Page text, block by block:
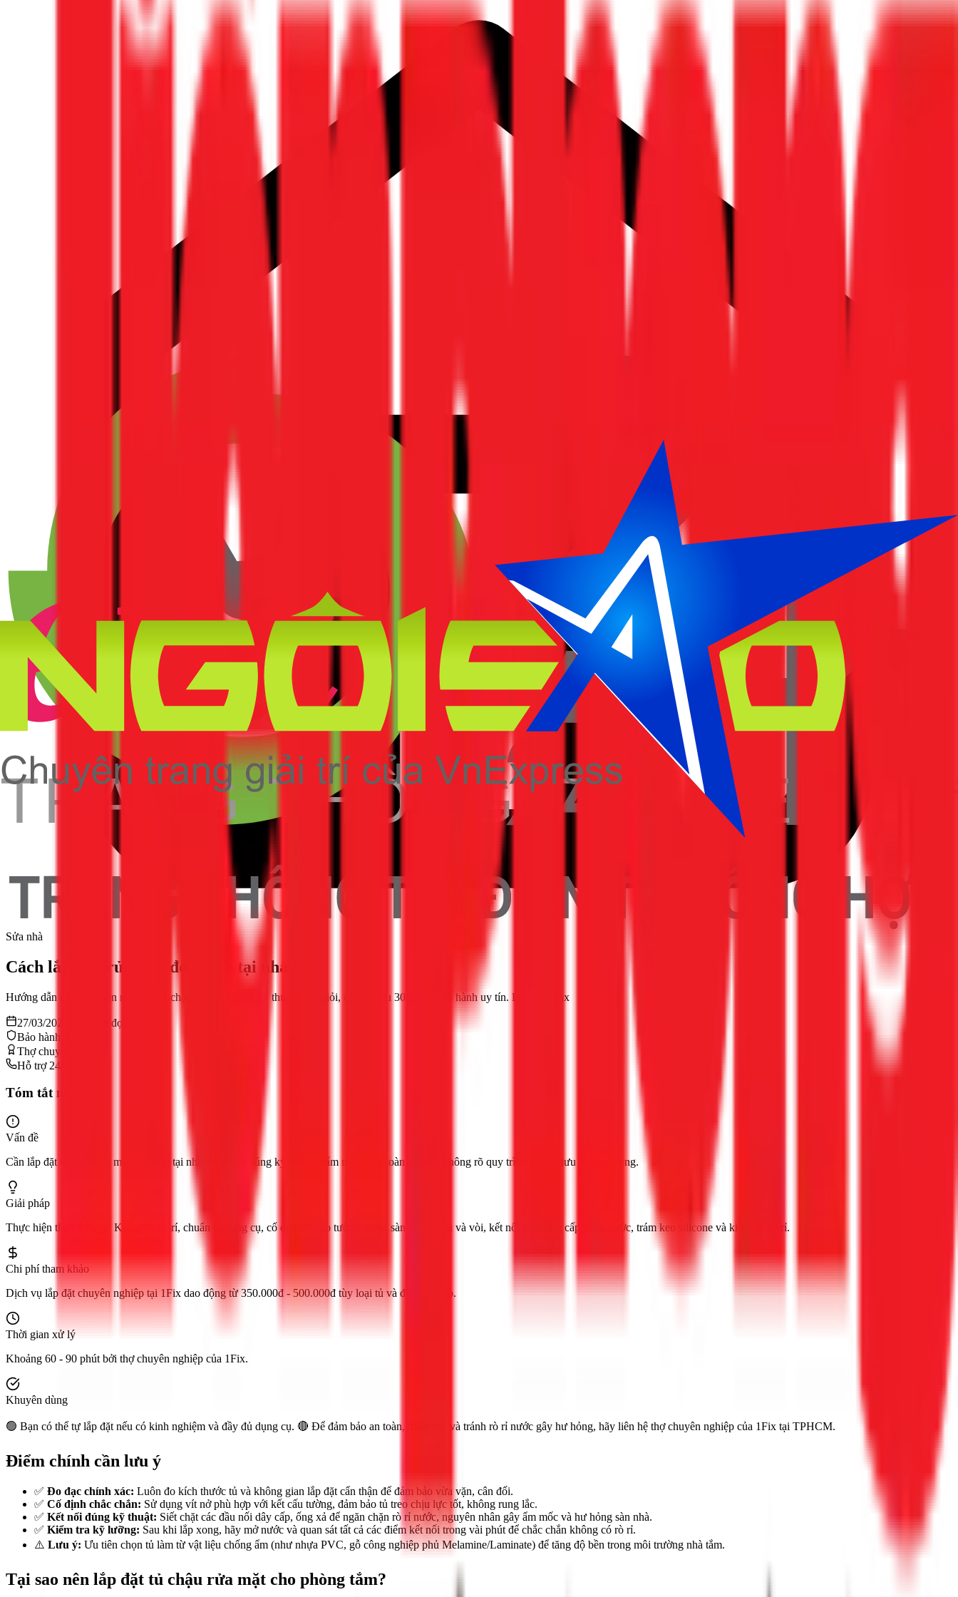
Sửa nhà
Cách lắp bồn rửa mặt đơn giản tại nhà
Hướng dẫn cách lắp bồn rửa mặt và chậu rửa mặt đúng kỹ thuật. Thợ giỏi, có mặt sau 30 phút. Bảo hành uy tín. Liên hệ 1Fix
27/03/2026
phút đọc
Bảo hành 12 tháng
Thợ chuyên nghiệp
Hỗ trợ 24/7
Tóm tắt nhanh
Vấn đề
Cần lắp đặt tủ chậu rửa mặt (lavabo) tại nhà một cách đúng kỹ thuật, thẩm mỹ và an toàn, nhưng không rõ quy trình và các lưu ý quan trọng.
Giải pháp
Thực hiện theo 7 bước: Khảo sát vị trí, chuẩn bị dụng cụ, cố định tủ vào tường (hoặc sàn), lắp chậu và vòi, kết nối hệ thống cấp thoát nước, trám keo silicone và kiểm tra rò rỉ.
Chi phí tham khảo
Dịch vụ lắp đặt chuyên nghiệp tại 1Fix dao động từ 350.000đ - 500.000đ tùy loại tủ và độ phức tạp.
Thời gian xử lý
Khoảng 60 - 90 phút bởi thợ chuyên nghiệp của 1Fix.
Khuyên dùng
🟢 Bạn có thể tự lắp đặt nếu có kinh nghiệm và đầy đủ dụng cụ. 🔴 Để đảm bảo an toàn, thẩm mỹ và tránh rò rỉ nước gây hư hỏng, hãy liên hệ thợ chuyên nghiệp của 1Fix tại TPHCM.
Điểm chính cần lưu ý
✅ Đo đạc chính xác: Luôn đo kích thước tủ và không gian lắp đặt cẩn thận để đảm bảo vừa vặn, cân đối.
✅ Cố định chắc chắn: Sử dụng vít nở phù hợp với kết cấu tường, đảm bảo tủ treo chịu lực tốt, không rung lắc.
✅ Kết nối đúng kỹ thuật: Siết chặt các đầu nối dây cấp, ống xả để ngăn chặn rò rỉ nước, nguyên nhân gây ẩm mốc và hư hỏng sàn nhà.
✅ Kiểm tra kỹ lưỡng: Sau khi lắp xong, hãy mở nước và quan sát tất cả các điểm kết nối trong vài phút để chắc chắn không có rò rỉ.
⚠️ Lưu ý: Ưu tiên chọn tủ làm từ vật liệu chống ẩm (như nhựa PVC, gỗ công nghiệp phủ Melamine/Laminate) để tăng độ bền trong môi trường nhà tắm.
Tại sao nên lắp đặt tủ chậu rửa mặt cho phòng tắm?